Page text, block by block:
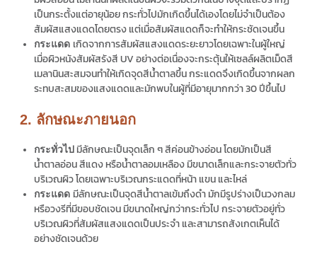
เป็นกระตั้งแต่อายุน้อย กระทั่วไปมักเกิดขึ้นได้เองโดยไม่จำเป็นต้อง
สัมผัสแสงแดดโดยตรง แต่เมื่อสัมผัสแดดก็จะทำให้กระชัดเจนขึ้น
กระแดด เกิดจากการสัมผัสแสงแดดระยะยาวโดยเฉพาะในผู้ใหญ่
เมื่อผิวหนังสัมผัสรังสี UV อย่างต่อเนื่องจะกระตุ้นให้เซลล์ผลิตเม็ดสี
เมลานินสะสมจนทำให้เกิดจุดสีน้ำตาลขึ้น กระแดดจึงเกิดขึ้นจากผลก
ระทบสะสมของแสงแดดและมักพบในผู้ที่มีอายุมากกว่า 30 ปีขึ้นไป
2. ลักษณะภายนอก
กระทั่วไป มีลักษณะเป็นจุดเล็ก ๆ สีค่อนข้างอ่อน โดยมักเป็นสี
น้ำตาลอ่อน สีแดง หรือน้ำตาลอมเหลือง มีขนาดเล็กและกระจายตัวทั่ว
บริเวณผิว โดยเฉพาะบริเวณกระแดดที่หน้า แขน และไหล่
กระแดด มีลักษณะเป็นจุดสีน้ำตาลเข้มถึงดำ มักมีรูปร่างเป็นวงกลม
หรือวงรีที่มีขอบชัดเจน มีขนาดใหญ่กว่ากระทั่วไป กระจายตัวอยู่ทั่ว
บริเวณผิวที่สัมผัสแสงแดดเป็นประจำ และสามารถสังเกตเห็นได้
อย่างชัดเจนด้วย